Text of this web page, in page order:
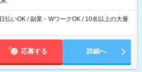
払いOK / 副業・WワークOK / 10名以上の大量
応募する 詳細へ